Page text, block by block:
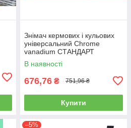
Знімач кермових і кульових
універсальний Chrome
vanadium СТАНДАРТ
SRT0314
В наявності
676,76 ₴ 751,96 ₴
Купити
–5%